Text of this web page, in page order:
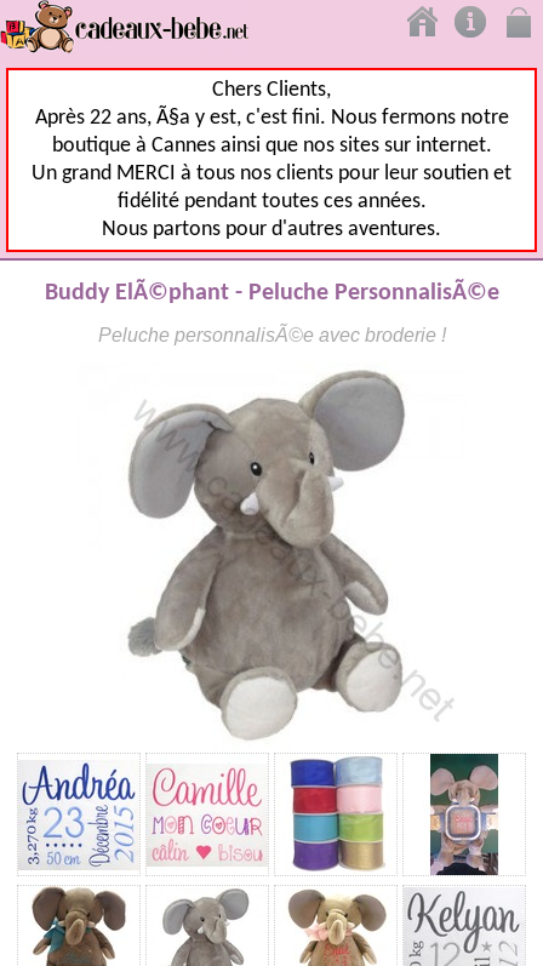
Chers Clients,
Après 22 ans, Ã§a y est, c'est fini. Nous fermons notre
boutique à Cannes ainsi que nos sites sur internet.
Un grand MERCI à tous nos clients pour leur soutien et
fidélité pendant toutes ces années.
Nous partons pour d'autres aventures.
Buddy ElÃ©phant - Peluche PersonnalisÃ©e
Peluche personnalisÃ©e avec broderie !